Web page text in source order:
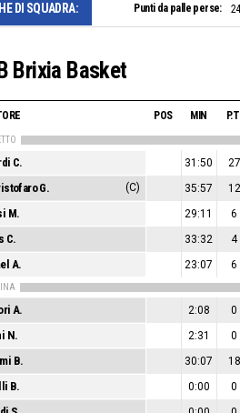
DI SQUADRA: Punti da palle perse: 24
Brixia Basket
POS MIN P.TI
C. 31:50 27
G. (C) 35:57 12
M. 29:11 6
C. 33:32 4
A. 23:07 6
A. 2:08 0
N. 2:31 0
B. 30:07 18
B. 0:00 0